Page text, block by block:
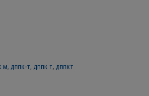
м, дппк-т, дппк т, дппкт